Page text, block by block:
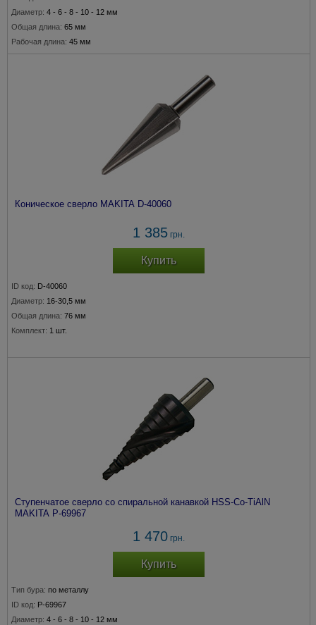
Диаметр: 4 - 6 - 8 - 10 - 12 мм
Общая длина: 65 мм
Рабочая длина: 45 мм
Коническое сверло MAKITA D-40060
1 385 грн.
Купить
ID код: D-40060
Диаметр: 16-30,5 мм
Общая длина: 76 мм
Комплект: 1 шт.
Ступенчатое сверло со спиральной канавкой HSS-Co-TiAlN
MAKITA P-69967
1 470 грн.
Купить
Тип бура: по металлу
ID код: P-69967
Диаметр: 4 - 6 - 8 - 10 - 12 мм